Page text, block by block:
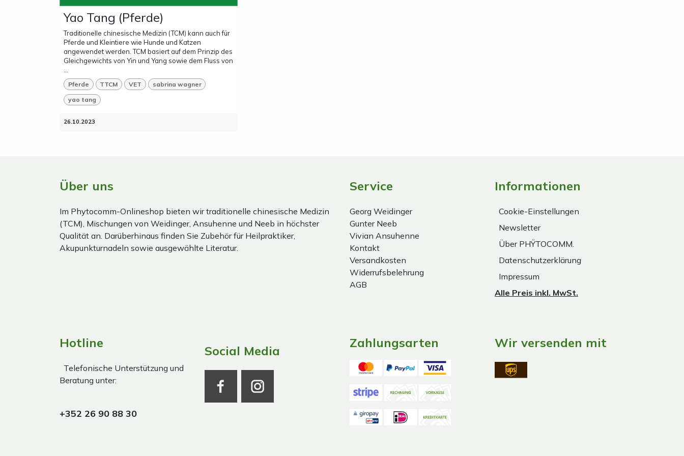
Yao Tang (Pferde)
Traditionelle chinesische Medizin (TCM) kann auch für
Pferde und Kleintiere wie Hunde und Katzen
angewendet werden. TCM basiert auf dem Prinzip des
Gleichgewichts von Yin und Yang sowie dem Fluss von
...
Pferde TTCM VET sabrina wagner
yao tang
26.10.2023
Über uns
Im Phytocomm-Onlineshop bieten wir traditionelle chinesische Medizin
(TCM), Mischungen von Weidinger, Ansuhenne und Neeb in höchster
Qualität an. Darüberhinaus finden Sie Zubehör für Heilpraktiker,
Akupunkturnadeln sowie ausgewählte Literatur.
Service
Georg Weidinger
Gunter Neeb
Vivian Ansuhenne
Kontakt
Versandkosten
Widerrufsbelehrung
AGB
Informationen
Cookie-Einstellungen
Newsletter
Über PHŸTOCOMM.
Datenschutzerklärung
Impressum
Alle Preis inkl. MwSt.
Hotline
Telefonische Unterstützung und
Beratung unter:
+352 26 90 88 30
Social Media
Zahlungsarten Wir versenden mit